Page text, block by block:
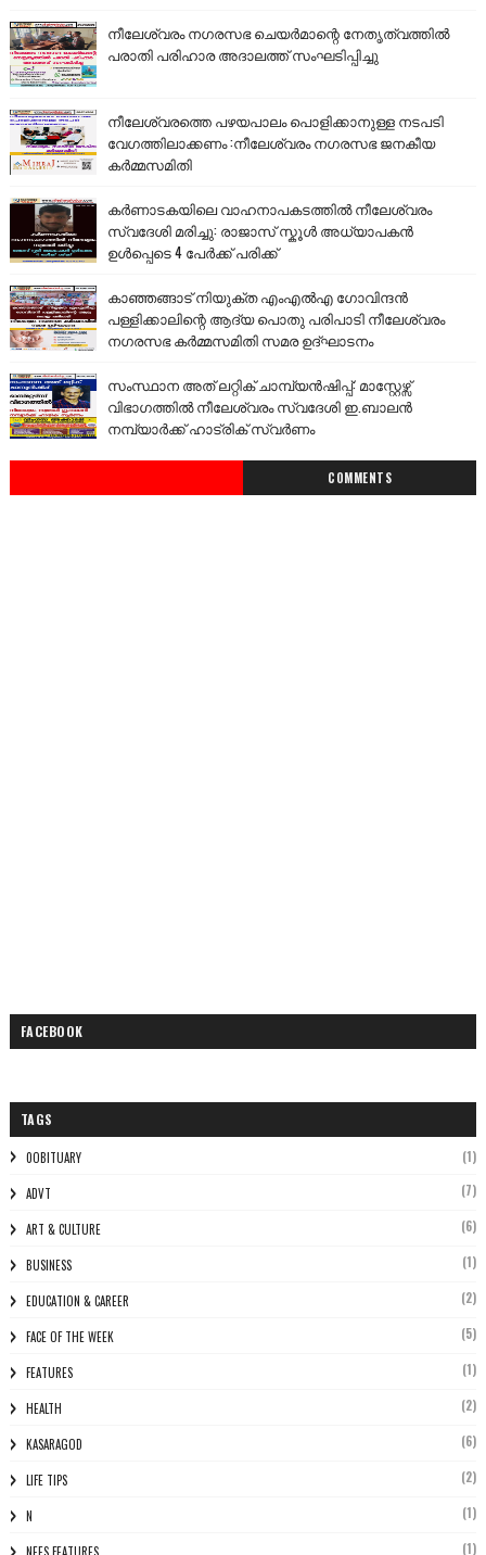
നീലേശ്വരം നഗരസഭ ചെയർമാന്റെ നേതൃത്വത്തിൽ
പരാതി പരിഹാര അദാലത്ത് സംഘടിപ്പിച്ചു
നീലേശ്വരത്തെ പഴയപാലം പൊളിക്കാനുള്ള നടപടി
വേഗത്തിലാക്കണം :നീലേശ്വരം നഗരസഭ ജനകീയ
കർമ്മസമിതി
കർണാടകയിലെ വാഹനാപകടത്തിൽ നീലേശ്വരം
സ്വദേശി മരിച്ചു: രാജാസ് സ്കൂൾ അധ്യാപകൻ
ഉൾപ്പെടെ 4 പേർക്ക് പരിക്ക്
കാഞ്ഞങ്ങാട് നിയുക്ത എംഎൽഎ ഗോവിന്ദൻ
പള്ളിക്കാലിന്റെ ആദ്യ പൊതു പരിപാടി നീലേശ്വരം
നഗരസഭ കർമ്മസമിതി സമര ഉദ്ഘാടനം
സംസ്ഥാന അത് ലറ്റിക് ചാമ്പ്യൻഷിപ്പ്: മാസ്റ്റേഴ്സ്
വിഭാഗത്തിൽ നീലേശ്വരം സ്വദേശി ഇ.ബാലൻ
നമ്പ്യാർക്ക് ഹാട്രിക് സ്വർണം
COMMENTS
FACEBOOK
TAGS
0OBITUARY (1)
ADVT (7)
ART & CULTURE (6)
BUSINESS (1)
EDUCATION & CAREER (2)
FACE OF THE WEEK (5)
FEATURES (1)
HEALTH (2)
KASARAGOD (6)
LIFE TIPS (2)
N (1)
NEES FEATURES (1)